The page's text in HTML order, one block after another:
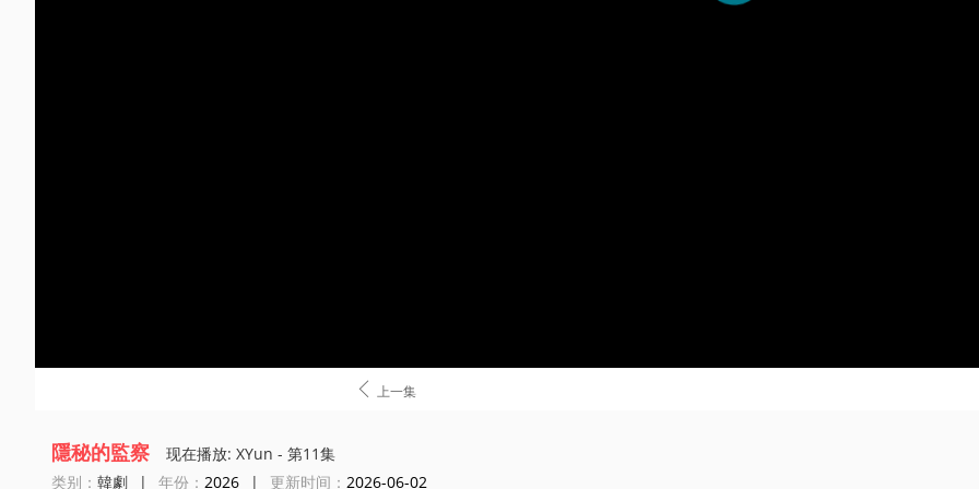
 上一集
隱秘的監察
现在播放: XYun - 第11集
类别： 韓劇 | 年份： 2026 | 更新时间： 2026-06-02